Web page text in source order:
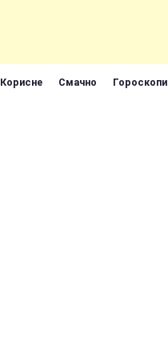
Корисне Смачно Гороскопи